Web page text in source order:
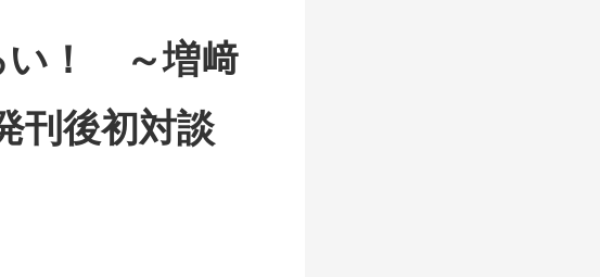
い！ ～増﨑
刊後初対談